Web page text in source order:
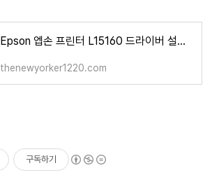
Epson 엡손 프린터 L15160 드라이버 설치 다운로드
thenewyorker1220.com
구독하기